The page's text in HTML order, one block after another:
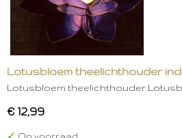
Lotusbloem theelichthouder
Lotusbloem theelichthouder
€ 12,99